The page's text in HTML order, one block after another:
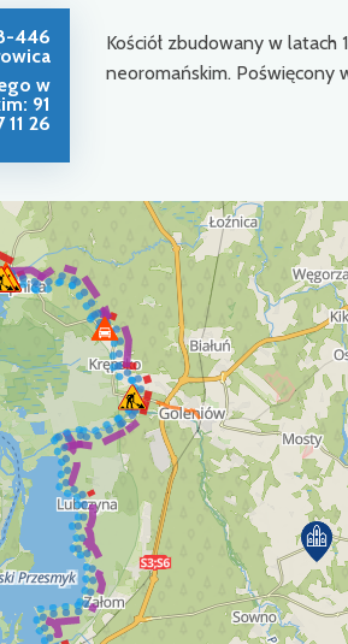
446
w
91
11 26
Kościół zbudowany w
neoromańskim. Poświęcony